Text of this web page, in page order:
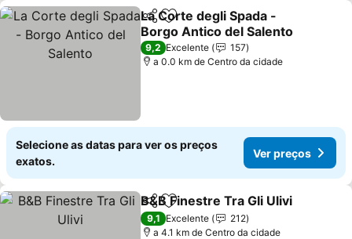
PartilharAdicionar aos favoritos
La Corte degli Spada -
Borgo Antico del Salento
9,2 Excelente
157
a 0.0 km de Centro da cidade
Selecione as datas para ver os preços
exatos.
Ver preços
PartilharAdicionar aos favoritos
B&B Finestre Tra Gli Ulivi
9,1 Excelente
212
a 4.1 km de Centro da cidade